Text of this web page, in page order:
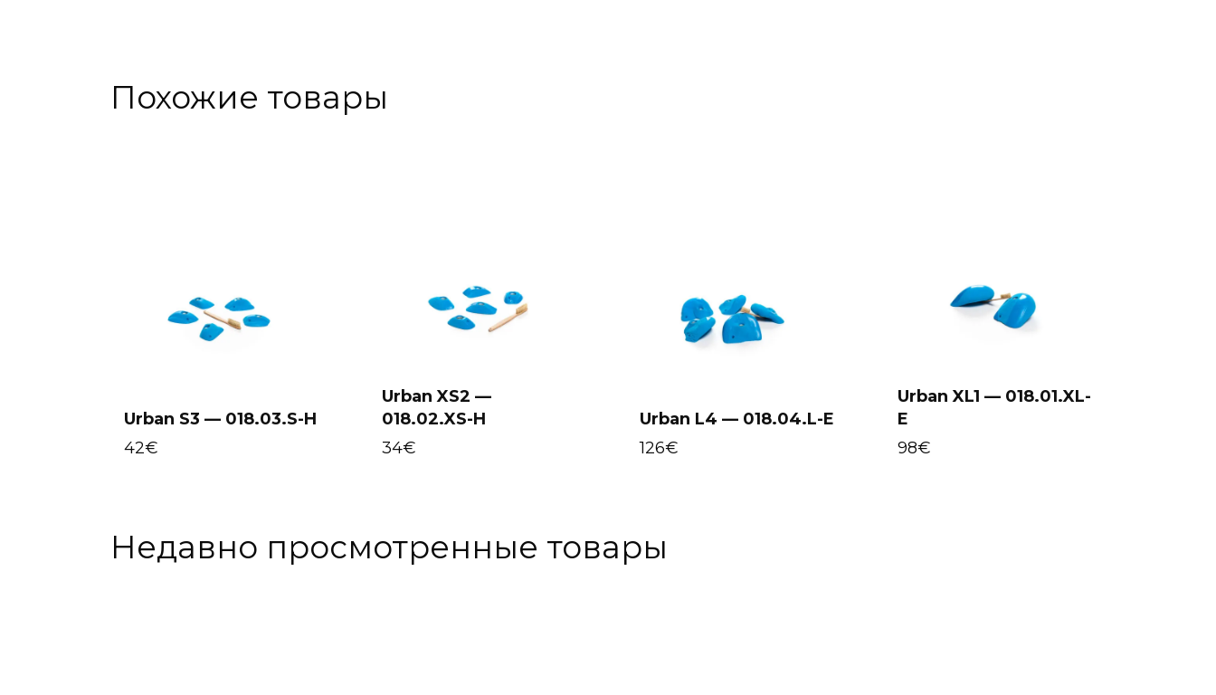
Похожие товары
Urban S3 — 018.03.S-H
42€
Select options
Urban XS2 —
018.02.XS-H
34€
Urban L4 — 018.04.L-E
126€
Urban XL1 — 018.01.XL-
E
98€
Недавно просмотренные товары